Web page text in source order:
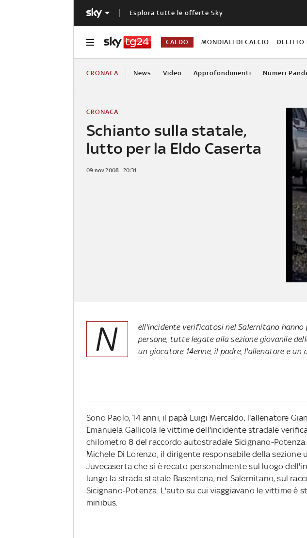
Esplora tutte le offerte Sky
CALDO MONDIALI DI CALCIO DELITTO
CRONACA News Video Approfondimenti Numeri
Schianto sulla statale,
lutto per la Eldo Caserta
CRONACA
09 nov 2008 - 20:31
N
ell'incidente verificatosi nel Salernitano
persone, tutte legate alla sezione giovanile
un giocatore 14enne, il padre, l'allenatore e un
Sono Paolo, 14 anni, il papà Luigi Mercaldo, l'allenatore
Emanuela Gallicola le vittime dell'incidente stradale
chilometro 8 del raccordo autostradale Sicignano-
Michele Di Lorenzo, il dirigente responsabile della sezione
Juvecaserta che si è recato personalmente sul luogo
lungo la strada statale Basentana, nel Salernitano, sul
Sicignano-Potenza. L'auto su cui viaggiavano le vittime è
minibus.